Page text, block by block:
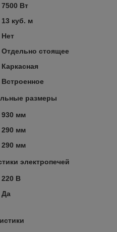
7500 Вт
13 куб. м
Нет
Отдельно стоящее
Каркасная
Встроенное
размеры
930 мм
290 мм
290 мм
электропечей
220 В
Да